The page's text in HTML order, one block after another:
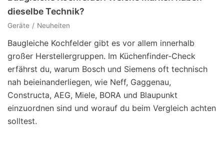
dieselbe Technik?
Geräte Neuheiten
Baugleiche Kochfelder gibt es vor allem innerhalb
großer Herstellergruppen. Im Küchenfinder-Check
erfährst du, warum Bosch und Siemens oft technisch
nah beieinanderliegen, wie Neff, Gaggenau,
Constructa, AEG, Miele, BORA und Blaupunkt
einzuordnen sind und worauf du beim Vergleich achten
solltest.